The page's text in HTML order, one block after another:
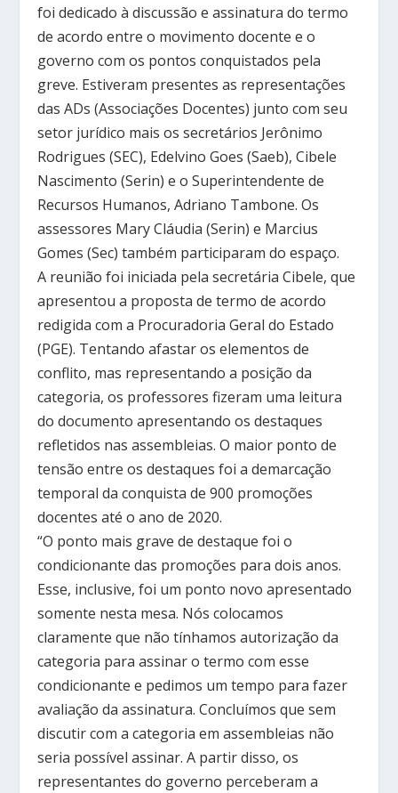
foi dedicado à discussão e assinatura do termo
de acordo entre o movimento docente e o
governo com os pontos conquistados pela
greve. Estiveram presentes as representações
das ADs (Associações Docentes) junto com seu
setor jurídico mais os secretários Jerônimo
Rodrigues (SEC), Edelvino Goes (Saeb), Cibele
Nascimento (Serin) e o Superintendente de
Recursos Humanos, Adriano Tambone. Os
assessores Mary Cláudia (Serin) e Marcius
Gomes (Sec) também participaram do espaço.
A reunião foi iniciada pela secretária Cibele, que
apresentou a proposta de termo de acordo
redigida com a Procuradoria Geral do Estado
(PGE). Tentando afastar os elementos de
conflito, mas representando a posição da
categoria, os professores fizeram uma leitura
do documento apresentando os destaques
refletidos nas assembleias. O maior ponto de
tensão entre os destaques foi a demarcação
temporal da conquista de 900 promoções
docentes até o ano de 2020.
“O ponto mais grave de destaque foi o
condicionante das promoções para dois anos.
Esse, inclusive, foi um ponto novo apresentado
somente nesta mesa. Nós colocamos
claramente que não tínhamos autorização da
categoria para assinar o termo com esse
condicionante e pedimos um tempo para fazer
avaliação da assinatura. Concluímos que sem
discutir com a categoria em assembleias não
seria possível assinar. A partir disso, os
representantes do governo perceberam a